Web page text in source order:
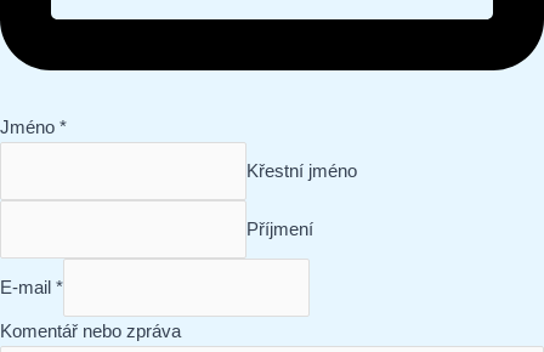
Jméno *
Křestní jméno
Příjmení
Komentář
E-mail *
Komentář nebo zpráva